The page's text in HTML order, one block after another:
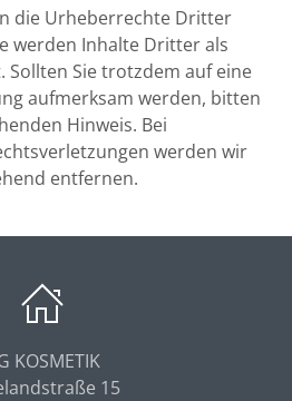
die Urheberrechte Dritter
werden Inhalte Dritter als
Sollten Sie trotzdem auf eine
aufmerksam werden, bitten
Hinweis. Bei
werden wir
entfernen.
KOSMETIK
15